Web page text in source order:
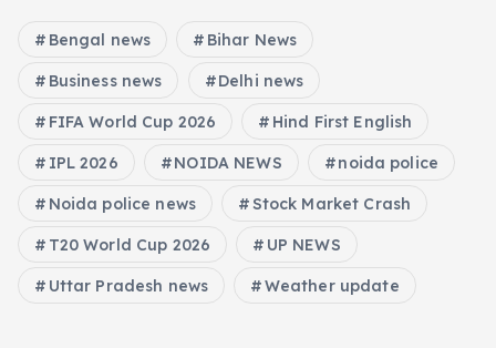
Bengal news Bihar News
Business news Delhi news
FIFA World Cup 2026 Hind First English
IPL 2026 NOIDA NEWS noida police
Noida police news Stock Market Crash
T20 World Cup 2026 UP NEWS
Uttar Pradesh news Weather update